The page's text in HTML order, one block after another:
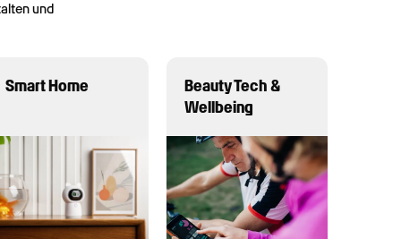
und
Smart Home
Beauty Tech &
Wellbeing